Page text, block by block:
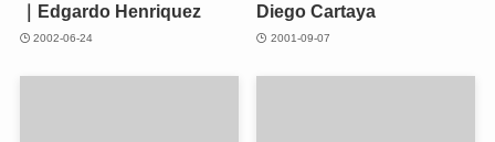
｜Edgardo Henriquez
2002-06-24
Diego Cartaya
2001-09-07